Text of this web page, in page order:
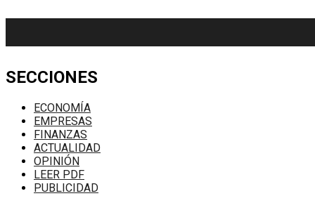
SECCIONES
ECONOMÍA
EMPRESAS
FINANZAS
ACTUALIDAD
OPINIÓN
LEER PDF
PUBLICIDAD